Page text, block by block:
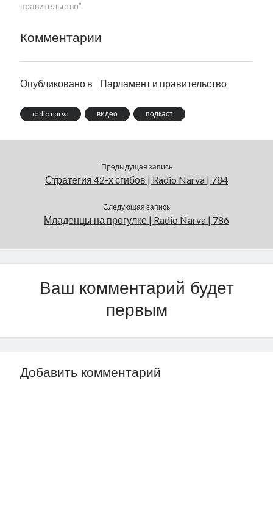
правительство"
Комментарии
Опубликовано в Парламент и правительство
radio narva видео подкаст
Предыдущая запись
Стратегия 42-х сгибов | Radio Narva | 784
Следующая запись
Младенцы на прогулке | Radio Narva | 786
Ваш комментарий будет
первым
Добавить комментарий